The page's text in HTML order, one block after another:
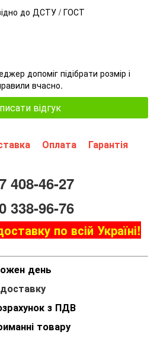
до ДСТУ / ГОСТ
допоміг підібрати розмір і
вчасно.
відгук
Оплата Гарантія
408-46-27
338-96-76
по всій Україні!
день
з ПДВ
товару